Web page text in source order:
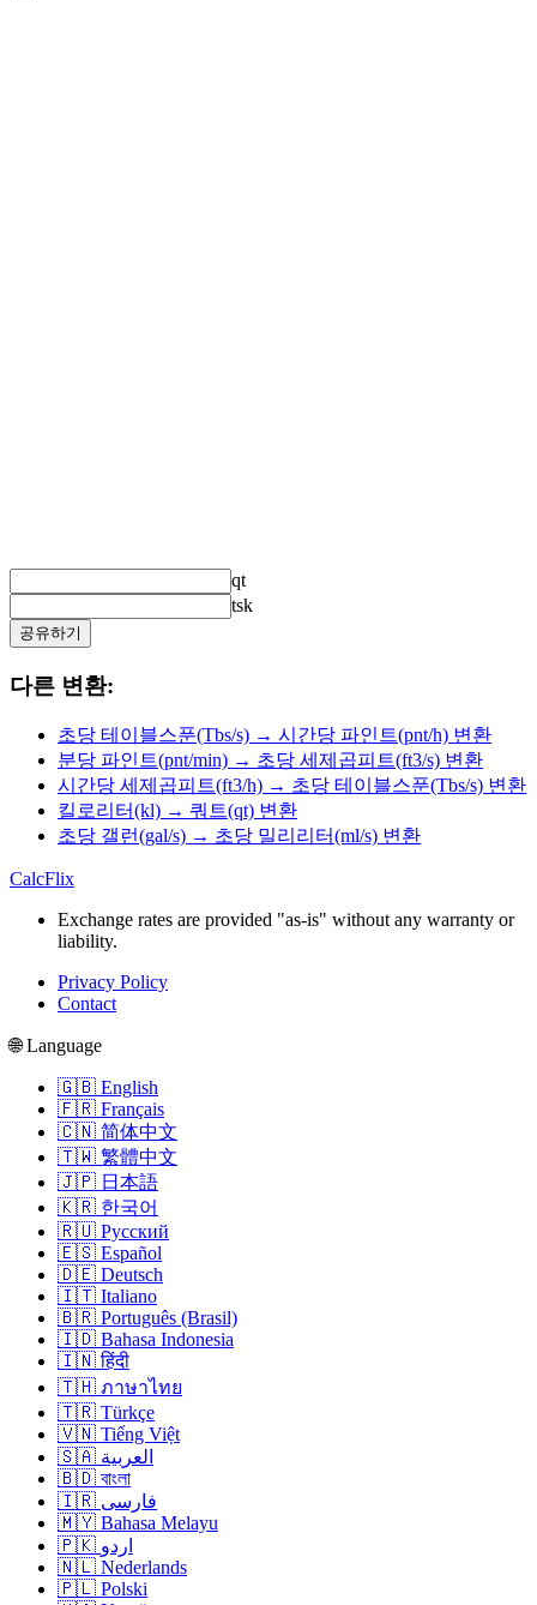
qt
tsk
공유하기
다른 변환:
초당 테이블스푼(Tbs/s) → 시간당 파인트(pnt/h) 변환
분당 파인트(pnt/min) → 초당 세제곱피트(ft3/s) 변환
시간당 세제곱피트(ft3/h) → 초당 테이블스푼(Tbs/s) 변환
킬로리터(kl) → 쿼트(qt) 변환
초당 갤런(gal/s) → 초당 밀리리터(ml/s) 변환
CalcFlix
Exchange rates are provided "as-is" without any warranty or
liability.
Privacy Policy
Contact
🌐 Language
🇬🇧 English
🇫🇷 Français
🇨🇳 简体中文
🇹🇼 繁體中文
🇯🇵 日本語
🇰🇷 한국어
🇷🇺 Русский
🇪🇸 Español
🇩🇪 Deutsch
🇮🇹 Italiano
🇧🇷 Português (Brasil)
🇮🇩 Bahasa Indonesia
🇮🇳 हिंदी
🇹🇭 ภาษาไทย
🇹🇷 Türkçe
🇻🇳 Tiếng Việt
🇸🇦 العربية
🇧🇩 বাংলা
🇮🇷 فارسی
🇲🇾 Bahasa Melayu
🇵🇰 اردو
🇳🇱 Nederlands
🇵🇱 Polski